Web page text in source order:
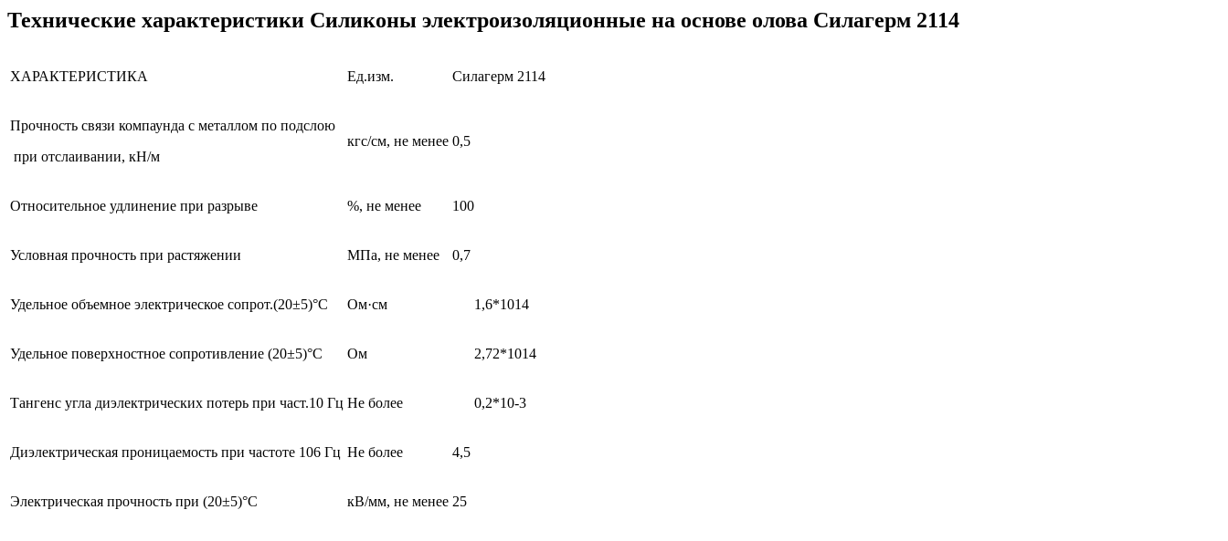
Технические характеристики Силиконы электроизоляционные на основе олова Силагерм 2114
ХАРАКТЕРИСТИКА Ед.изм. Силагерм 2114
Прочность связи компаунда с металлом по подслою
при отслаивании, кН/м
кгс/см, не менее 0,5
Относительное удлинение при разрыве %, не менее 100
Условная прочность при растяжении МПа, не менее 0,7
Удельное объемное электрическое сопрот.(20±5)°С Ом·см 1,6*1014
Удельное поверхностное сопротивление (20±5)°С Ом 2,72*1014
Тангенс угла диэлектрических потерь при част.10 Гц Не более 0,2*10-3
Диэлектрическая проницаемость при частоте 106 Гц Не более 4,5
Электрическая прочность при (20±5)°С кВ/мм, не менее 25